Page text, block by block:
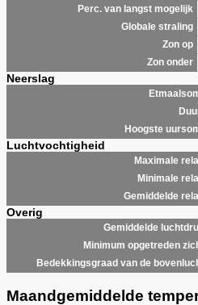
Perc. van langst mogelijk
Globale straling
Zon op
Zon onder
Neerslag
Hoogste
Luchtvochtigheid
Maximale
Minimale
Gemiddelde
Overig
Gemiddelde
Minimum opgetreden
Bedekkingsgraad van de
Maandgemiddelde